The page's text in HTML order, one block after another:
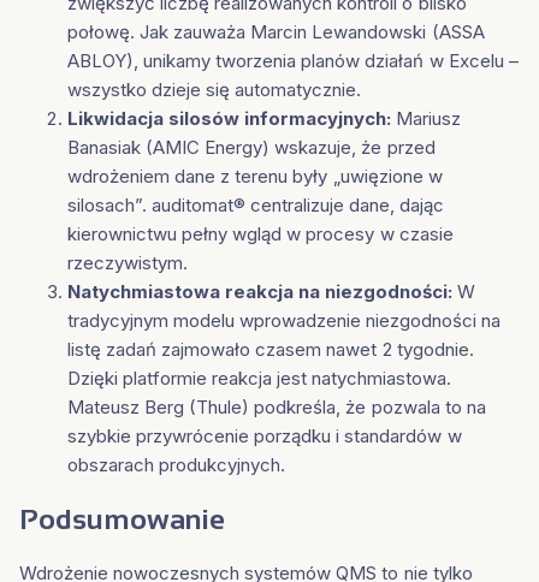
połowę. Jak zauważa Marcin Lewandowski (ASSA
ABLOY), unikamy tworzenia planów działań w Excelu –
wszystko dzieje się automatycznie.
Likwidacja silosów informacyjnych: Mariusz
Banasiak (AMIC Energy) wskazuje, że przed
wdrożeniem dane z terenu były „uwięzione w
silosach”. auditomat® centralizuje dane, dając
kierownictwu pełny wgląd w procesy w czasie
rzeczywistym.
Natychmiastowa reakcja na niezgodności: W
tradycyjnym modelu wprowadzenie niezgodności na
listę zadań zajmowało czasem nawet 2 tygodnie.
Dzięki platformie reakcja jest natychmiastowa.
Mateusz Berg (Thule) podkreśla, że pozwala to na
szybkie przywrócenie porządku i standardów w
obszarach produkcyjnych.
Podsumowanie
Wdrożenie nowoczesnych systemów QMS to nie tylko